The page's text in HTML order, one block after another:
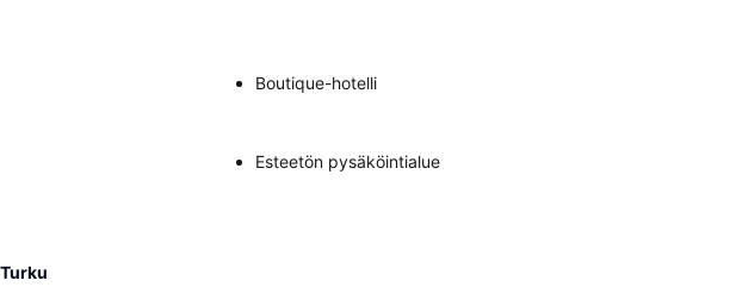
Boutique-hotelli
Esteetön pysäköintialue